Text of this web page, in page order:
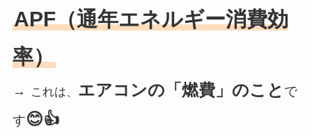
APF（通年エネルギー消費効
率）
→ これは、 エアコンの「燃費」のこと で
す😊👍